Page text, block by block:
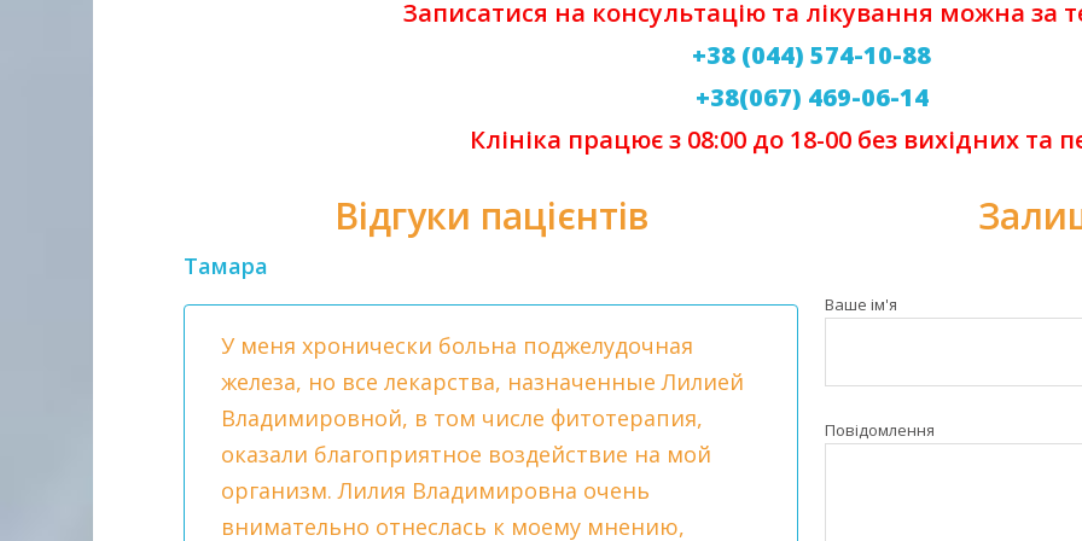
Записатися на консультацію та лікування можна за
+38 (044) 574-10-88
+38(067) 469-06-14
Клініка працює з 08:00 до 18-00 без вихідних та
Відгуки пацієнтів
Тамара
У меня хронически больна поджелудочная
железа, но все лекарства, назначенные Лилией
Владимировной, в том числе фитотерапия,
оказали благоприятное воздействие на мой
организм. Лилия Владимировна очень
внимательно отнеслась к моему мнению,
Вера
У меня был гастродуоденит. С этой напастью я
и попала к специалисту-гастроэнтерологу
Лилии Владимировне Турчак. Лилия
Владимировна внимательно осмотрела меня и
выслушала все мои жалобы. Препараты,
которые она мне выписала, значительно
неплохо.
Ваше ім'я
Повідомлення